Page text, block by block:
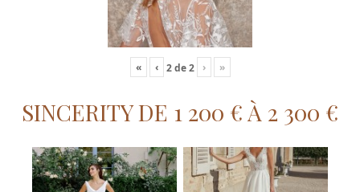
« ‹ 2de2 › »
SINCERITY DE 1 200 € À 2 300 €